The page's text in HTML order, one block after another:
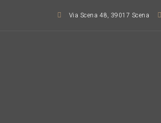
Via Scena 48, 39017 Scena